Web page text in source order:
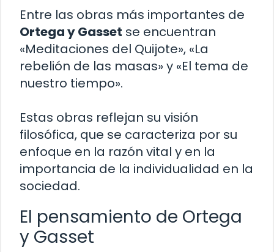
Entre las obras más importantes de
Ortega y Gasset se encuentran
«Meditaciones del Quijote», «La
rebelión de las masas» y «El tema de
nuestro tiempo».
Estas obras reflejan su visión
filosófica, que se caracteriza por su
enfoque en la razón vital y en la
importancia de la individualidad en la
sociedad.
El pensamiento de Ortega
y Gasset